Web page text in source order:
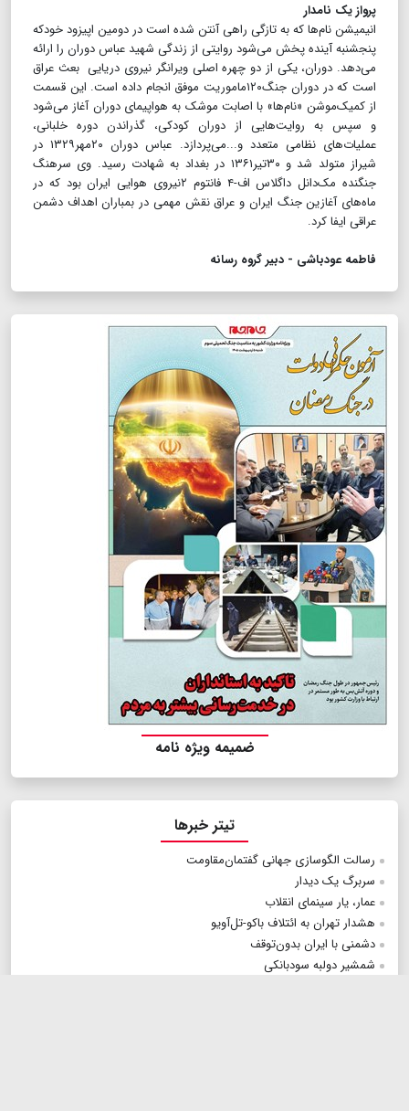
پرواز یک نامدار
انیمیشن نام‌ها که به تازگی راهی آنتن شده است در دومین اپیزود خودکه
پنجشنبه آینده پخش می‌شود روایتی از زندگی شهید عباس دوران را ارائه
می‌دهد. دوران، یکی از دو چهره اصلی ویرانگر نیروی دریایی بعث عراق
است که در دوران جنگ۱۲۰ماموریت موفق انجام داده است. این قسمت
از کمیک‌موشن «نام‌ها» با اصابت موشک به هواپیمای دوران آغاز می‌شود
و سپس به روایت‌هایی از دوران کودکی، گذراندن دوره خلبانی،
عملیات‌های نظامی متعدد و...می‌پردازد. عباس دوران ۲۰مهر۱۳۲۹ در
شیراز متولد شد و ۳۰تیر۱۳۶۱ در بغداد به شهادت رسید. وی سرهنگ
جنگنده مک‌دانل داگلاس اف-۴ فانتوم ۲نیروی هوایی ایران بود که در
ماه‌های آغازین جنگ ایران و عراق نقش مهمی در بمباران اهداف دشمن
عراقی ایفا کرد.
فاطمه عودباشی - دبیر گروه رسانه
ضمیمه ویژه نامه
تیتر خبرها
رسالت الگوسازی جهانی گفتمان‌مقاومت
سربرگ یک دیدار
عمار، یار سینمای انقلاب
هشدار تهران به ائتلاف باکو‌-تل‌آویو
دشمنی با ایران بدون‌توقف
شمشیر دولبه سودبانکی